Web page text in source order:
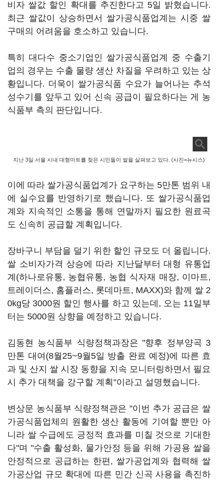
비자 쌀값 할인 확대를 추진한다고 5일 밝혔습니다.
최근 쌀값이 상승하면서 쌀가공식품업계는 시중 쌀
구매의 어려움을 호소하고 있습니다.
특히 대다수 중소기업인 쌀가공식품업계 중 수출기
업의 경우는 수출 물량 생산 차질을 우려하고 있는 상
황입니다. 더욱이 쌀가공식품 수요가 늘어나는 추석
성수기를 앞두고 있어 신속 공급이 필요하다는 게 농
식품부 측의 판단입니다.
지난 3일 서울 시내 대형마트를 찾은 시민들이 쌀을 살펴보고 있다. (사진=뉴시스)
이에 따라 쌀가공식품업계가 요구하는 5만톤 범위 내
에 실수요를 반영하기로 했습니다. 또 쌀가공식품업
계와 지속적인 소통을 통해 연말까지 필요한 원료곡
도 신속히 공급할 계획입니다.
장바구니 부담을 덜기 위한 할인 규모도 더 올립니다.
쌀 소비자가격 상승에 따라 지난달부터 대형 유통업
계(하나로유통, 농협유통, 농협 식자재 매장, 이마트,
트레이더스, 홈플러스, 롯데마트, MAXX)와 함께 쌀 2
0kg당 3000원 할인 행사를 하고 있는데, 오는 11일부
터는 5000원 상향을 예정하고 있습니다.
김동현 농식품부 식량정책과장은 "향후 정부양곡 3
만톤 대여(8월25~9월5일 방출 완료 예정)에 따른 효
과 및 산지 쌀 시장 동향을 지속 모니터링하면서 필요
시 추가 대책을 강구할 계획"이라고 설명했습니다.
변상문 농식품부 식량정책관은 "이번 추가 공급은 쌀
가공식품업체의 원활한 생산 활동에 기여할 뿐만 아
니라 쌀 수급에도 긍정적 효과를 미칠 것으로 기대한
다"며 "수출 활성화, 물가안정 등을 위해 가공용 쌀을
안정적으로 공급하는 한편, 쌀가공업계와 협력해 쌀
가공산업 규모 확대에 따른 민간 신곡 사용을 촉진하